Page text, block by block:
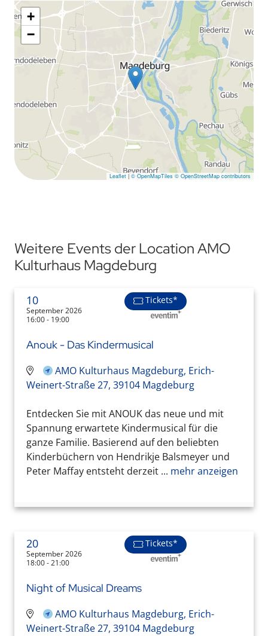
+
−
Leaflet | © OpenMapTiles © OpenStreetMap contributors
Weitere Events der Location AMO
Kulturhaus Magdeburg
10
September 2026
16:00 - 19:00
Tickets*
Anouk - Das Kindermusical
AMO Kulturhaus Magdeburg, Erich-
Weinert-Straße 27, 39104 Magdeburg
Entdecken Sie mit ANOUK das neue und mit
Spannung erwartete Kindermusical für die
ganze Familie. Basierend auf den beliebten
Kinderbüchern von Hendrikje Balsmeyer und
Peter Maffay entsteht derzeit ... mehr anzeigen
20
September 2026
18:00 - 21:00
Tickets*
Night of Musical Dreams
AMO Kulturhaus Magdeburg, Erich-
Weinert-Straße 27, 39104 Magdeburg